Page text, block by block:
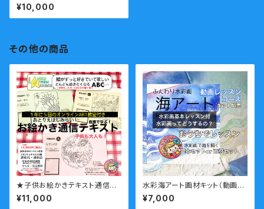
¥10,000
その他の商品
★子供お絵かきテキスト通信教
室のテキスト教材＋ご入会のペ
ージ
¥11,000
水彩海アート画材キット（動画レ
ッスン付）
¥7,000